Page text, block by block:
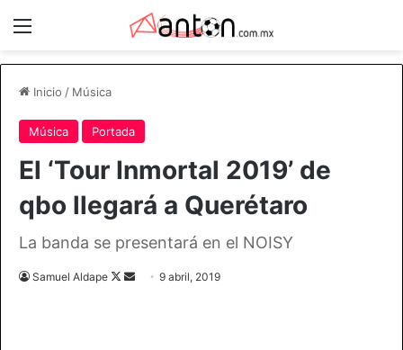
Menú
Inicio / Música
Música Portada
El ‘Tour Inmortal 2019’ de
qbo llegará a Querétaro
La banda se presentará en el NOISY
Samuel Aldape
Follow
Send9 abril, 2019